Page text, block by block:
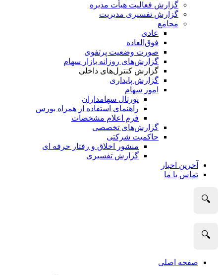
گزارش فعالیت هیأت مدیره
گزارش تفسیری مدیریت
مجامع
عادی
فوق‌العاده
صورت وضعیت پرتفوی
گزارش‌های روزانه بازار سهام
گزارش کنترل‌های داخلی
گزارش پایداری
امور سهام
پورتال سهامداران
راهنمای استفاده از همراه بورس
فرم اعلام مشخصات
گزارش‌های تخصصی
حاکمیت شرکتی
منشور اخلاق و رفتار حرفه­ ای
گزارش تفسیری
آخرین اخبار
تماس با ما
🔍
🔍
صفحه اصلی